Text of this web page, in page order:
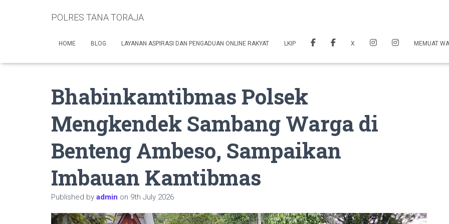
POLRES TANA TORAJA
HOME BLOG LAYANAN ASPIRASI DAN PENGADUAN ONLINE RAKYAT LKIP X MEMUAT
Bhabinkamtibmas Polsek
Mengkendek Sambang Warga di
Benteng Ambeso, Sampaikan
Imbauan Kamtibmas
Published by admin on 9th July 2026